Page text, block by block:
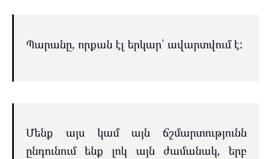
Պարանը, որքան էլ երկար՝ ավարտվում է:
Մենք այս կամ այն ճշմարտությունն
ընդունում ենք լոկ այն ժամանակ, երբ